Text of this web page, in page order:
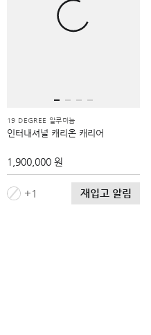
19 DEGREE 알루미늄
인터내셔널 캐리온 캐리어
1,900,000 원
1 재입고 알림